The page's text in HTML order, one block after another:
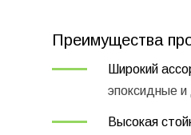
Преимущества
Широкий
эпоксидные
Высокая